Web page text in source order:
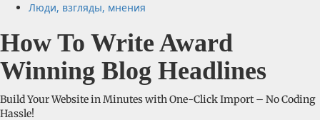
Люди, взгляды, мнения
How To Write Award
Winning Blog Headlines
Build Your Website in Minutes with One-Click Import – No Coding
Hassle!